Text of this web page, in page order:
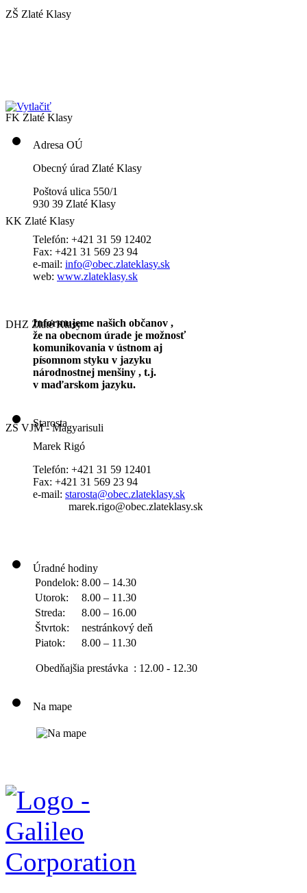
ZŠ Zlaté Klasy
FK Zlaté Klasy
KK Zlaté Klasy
DHZ Zlaté Klasy
ZŠ VJM - Magyarisuli
Adresa OÚ
Obecný úrad Zlaté Klasy
Poštová ulica 550/1
930 39 Zlaté Klasy
Telefón: +421 31 59 12402
Fax: +421 31 569 23 94
e-mail: info@obec.zlateklasy.sk
web: www.zlateklasy.sk
Informujeme našich občanov ,
že na obecnom úrade je možnosť
komunikovania v ústnom aj
písomnom styku v jazyku
národnostnej menšiny , t.j.
v maďarskom jazyku.
Starosta
Marek Rigó
Telefón: +421 31 59 12401
Fax: +421 31 569 23 94
e-mail: starosta@obec.zlateklasy.sk
marek.rigo@obec.zlateklasy.sk
Úradné hodiny
Pondelok: 8.00 – 14.30
Utorok:
8.00 – 11.30
Streda:
8.00 – 16.00
Štvrtok:
nestránkový deň
Piatok:
8.00 – 11.30
Obedňajšia prestávka : 12.00 - 12.30
Na mape